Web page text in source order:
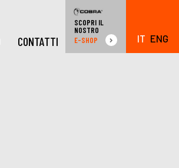
CONTATTI
SCOPRI IL
NOSTRO
E-SHOP
IT ENG